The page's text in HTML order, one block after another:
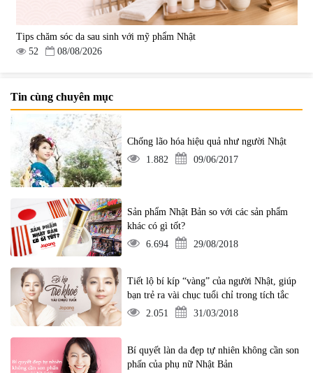
Tips chăm sóc da sau sinh với mỹ phẩm Nhật
52
08/08/2026
Tin cùng chuyên mục
Chống lão hóa hiệu quả như người Nhật
1.882
09/06/2017
Sản phẩm Nhật Bản so với các sản phẩm
khác có gì tốt?
6.694
29/08/2018
Tiết lộ bí kíp “vàng” của người Nhật, giúp
bạn trẻ ra vài chục tuổi chỉ trong tích tắc
2.051
31/03/2018
Bí quyết làn da đẹp tự nhiên không cần son
phấn của phụ nữ Nhật Bản